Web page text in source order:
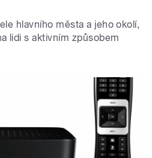
hlavního města a jeho okolí,
lidi s aktivním způsobem